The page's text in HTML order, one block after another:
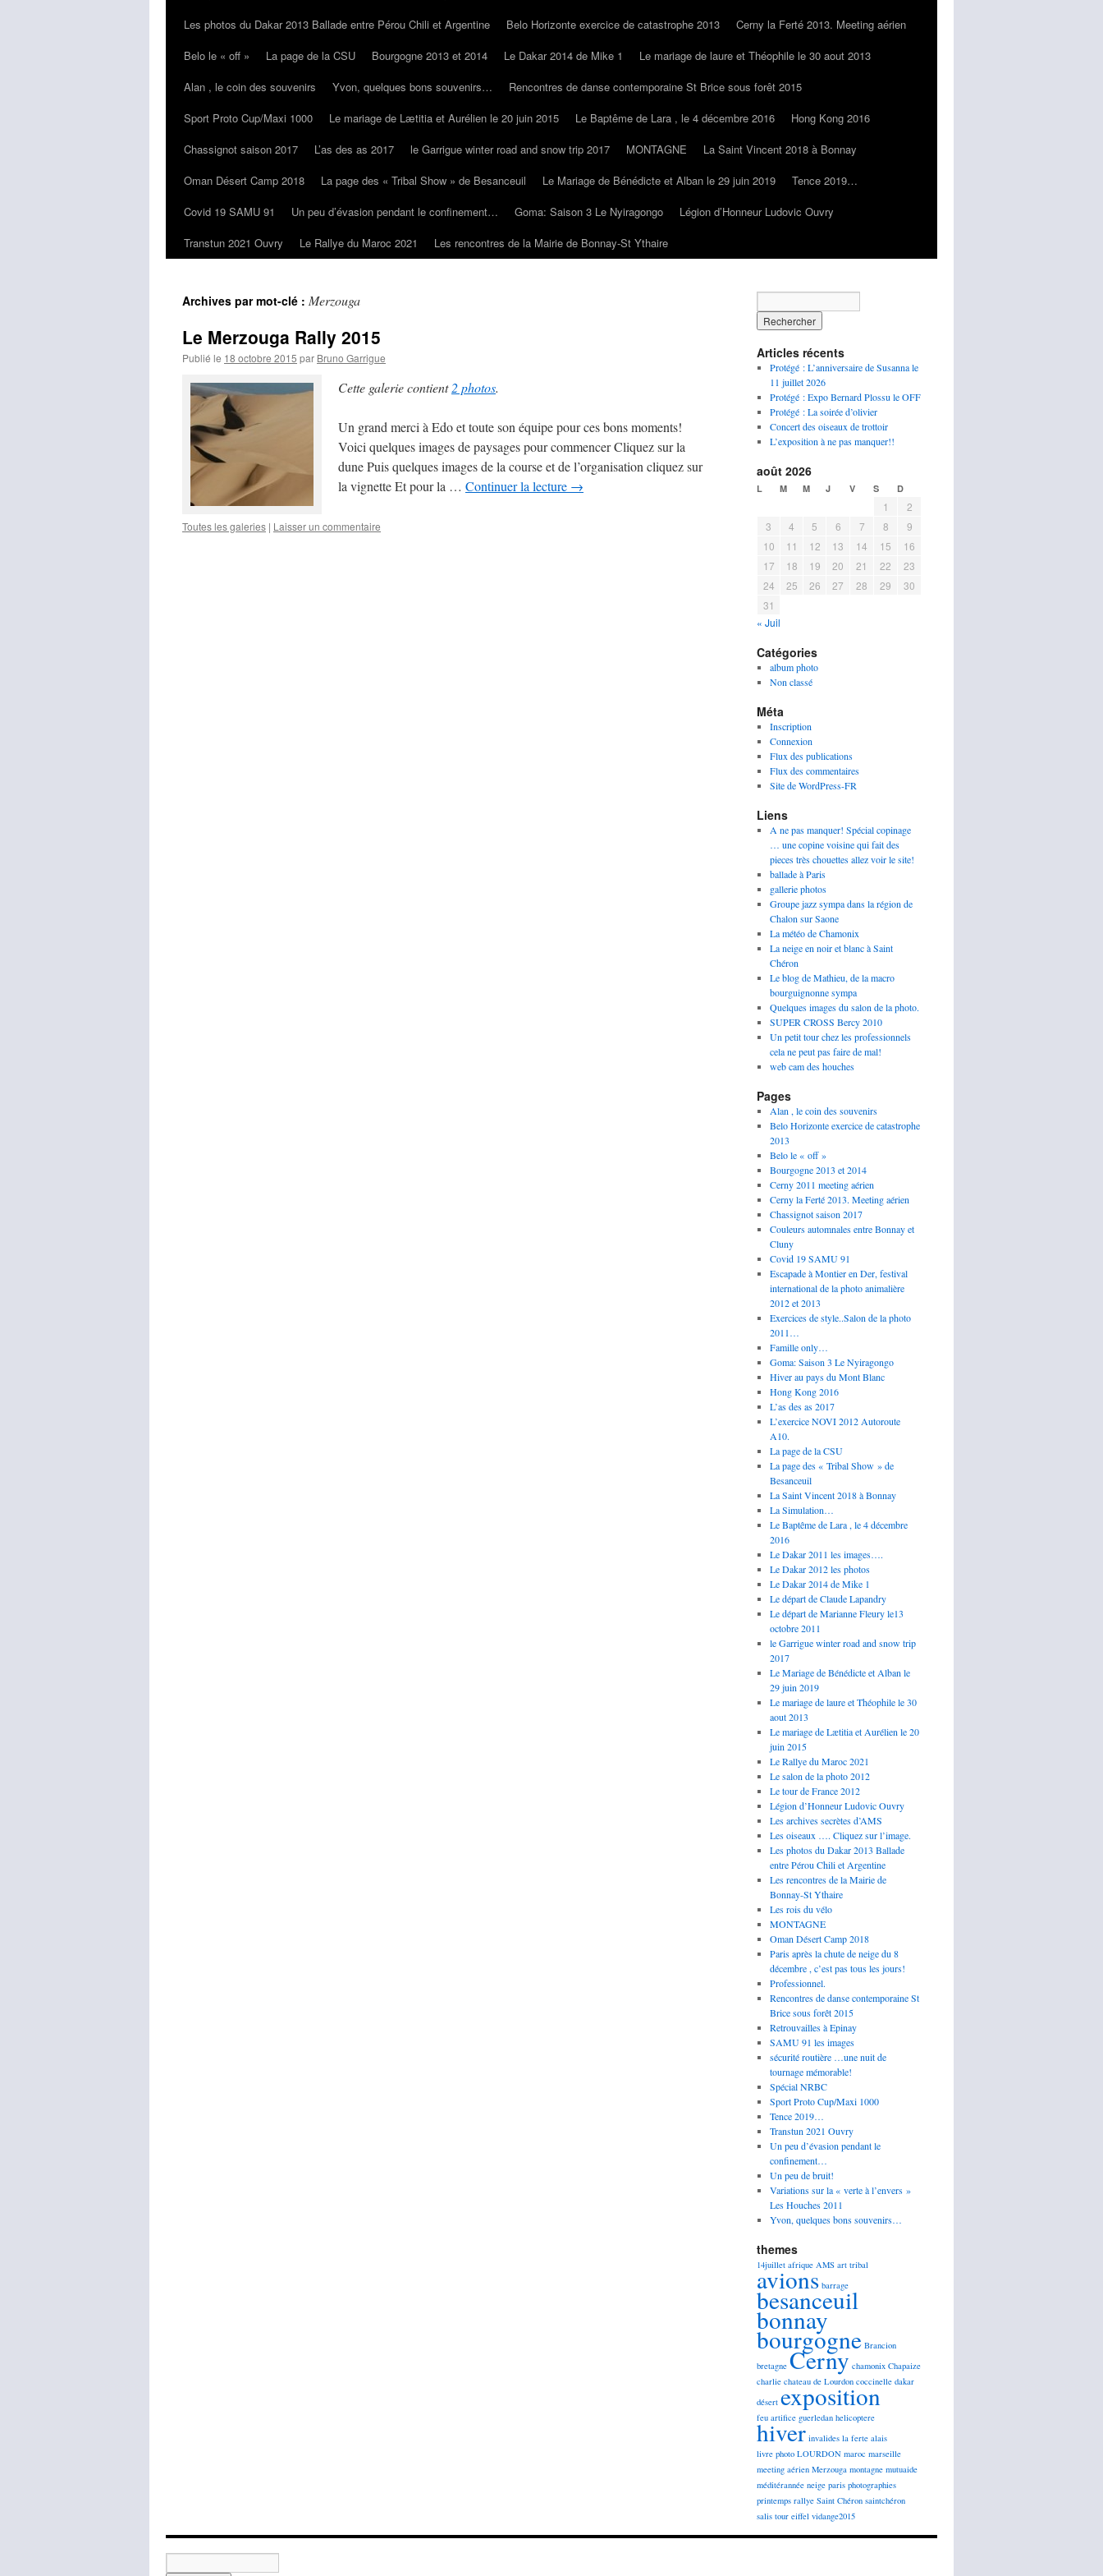
Les photos du Dakar 2013 Ballade entre Pérou Chili et Argentine
Belo Horizonte exercice de catastrophe 2013
Cerny la Ferté 2013. Meeting aérien
Belo le « off »
La page de la CSU Bourgogne 2013 et 2014 Le Dakar 2014 de Mike 1
Le mariage de laure et Théophile le 30 aout 2013
Alan , le coin des souvenirs
Yvon, quelques bons souvenirs…
Rencontres de danse contemporaine St Brice sous forêt 2015
Sport Proto Cup/Maxi 1000
Le mariage de Lætitia et Aurélien le 20 juin 2015 Le Baptême de Lara , le 4 décembre 2016
Hong Kong 2016
Chassignot saison 2017
L’as des as 2017 le Garrigue winter road and snow trip 2017 MONTAGNE
La Saint Vincent 2018 à Bonnay
Oman Désert Camp 2018
La page des « Tribal Show » de Besanceuil Le Mariage de Bénédicte et Alban le 29 juin 2019
Tence 2019…
Covid 19 SAMU 91
Un peu d’évasion pendant le confinement… Goma: Saison 3 Le Nyiragongo
Légion d’Honneur Ludovic Ouvry
Transtun 2021 Ouvry
Le Rallye du Maroc 2021 Les rencontres de la Mairie de Bonnay-St Ythaire
Archives par mot-clé : Merzouga
Le Merzouga Rally 2015
Publié le 18 octobre 2015 par Bruno Garrigue
Cette galerie contient2 photos.
Un grand merci à Edo et toute son équipe pour ces bons moments!
Voici quelques images de paysages pour commencer Cliquez sur la
dune Puis quelques images de la course et de l’organisation cliquez sur
la vignette Et pour la … Continuer la lecture →
Toutes les galeries | Laisser un commentaire
Articles récents
Protégé : L’anniversaire de Susanna le
11 juillet 2026
Protégé : Expo Bernard Plossu le OFF
Protégé : La soirée d’olivier
Concert des oiseaux de trottoir
L’exposition à ne pas manquer!!
août 2026
L M M J V S D
1
2
3
4 5 6 7 8
9
10
11 12 13 14 15
16
17
18 19 20 21 22
23
24
25 26 27 28 29
30
31
« Juil
Catégories
album photo
Non classé
Méta
Inscription
Connexion
Flux des publications
Flux des commentaires
Site de WordPress-FR
Liens
A ne pas manquer! Spécial copinage
… une copine voisine qui fait des
pieces très chouettes allez voir le site!
ballade à Paris
gallerie photos
Groupe jazz sympa dans la région de
Chalon sur Saone
La météo de Chamonix
La neige en noir et blanc à Saint
Chéron
Le blog de Mathieu, de la macro
bourguignonne sympa
Quelques images du salon de la photo.
SUPER CROSS Bercy 2010
Un petit tour chez les professionnels
cela ne peut pas faire de mal!
web cam des houches
Pages
Alan , le coin des souvenirs
Belo Horizonte exercice de catastrophe
2013
Belo le « off »
Bourgogne 2013 et 2014
Cerny 2011 meeting aérien
Cerny la Ferté 2013. Meeting aérien
Chassignot saison 2017
Couleurs automnales entre Bonnay et
Cluny
Covid 19 SAMU 91
Escapade à Montier en Der, festival
international de la photo animalière
2012 et 2013
Exercices de style..Salon de la photo
2011…
Famille only…
Goma: Saison 3 Le Nyiragongo
Hiver au pays du Mont Blanc
Hong Kong 2016
L’as des as 2017
L’exercice NOVI 2012 Autoroute
A10.
La page de la CSU
La page des « Tribal Show » de
Besanceuil
La Saint Vincent 2018 à Bonnay
La Simulation…
Le Baptême de Lara , le 4 décembre
2016
Le Dakar 2011 les images….
Le Dakar 2012 les photos
Le Dakar 2014 de Mike 1
Le départ de Claude Lapandry
Le départ de Marianne Fleury le13
octobre 2011
le Garrigue winter road and snow trip
2017
Le Mariage de Bénédicte et Alban le
29 juin 2019
Le mariage de laure et Théophile le 30
aout 2013
Le mariage de Lætitia et Aurélien le 20
juin 2015
Le Rallye du Maroc 2021
Le salon de la photo 2012
Le tour de France 2012
Légion d’Honneur Ludovic Ouvry
Les archives secrètes d’AMS
Les oiseaux …. Cliquez sur l’image.
Les photos du Dakar 2013 Ballade
entre Pérou Chili et Argentine
Les rencontres de la Mairie de
Bonnay-St Ythaire
Les rois du vélo
MONTAGNE
Oman Désert Camp 2018
Paris après la chute de neige du 8
décembre , c’est pas tous les jours!
Professionnel.
Rencontres de danse contemporaine St
Brice sous forêt 2015
Retrouvailles à Epinay
SAMU 91 les images
sécurité routière …une nuit de
tournage mémorable!
Spécial NRBC
Sport Proto Cup/Maxi 1000
Tence 2019…
Transtun 2021 Ouvry
Un peu d’évasion pendant le
confinement…
Un peu de bruit!
Variations sur la « verte à l’envers »
Les Houches 2011
Yvon, quelques bons souvenirs…
themes
14juillet afrique AMS art tribal
avions barrage
besanceuil
bonnay
bourgogne Brancion
bretagne Cerny chamonix Chapaize
charlie chateau de Lourdon coccinelle dakar
désert exposition
feu artifice guerledan helicoptere
hiver invalides la ferte alais
livre photo LOURDON maroc marseille
meeting aérien Merzouga montagne mutuaide
méditérannée neige paris photographies
printemps rallye Saint Chéron saintchéron
salis tour eiffel vidange2015